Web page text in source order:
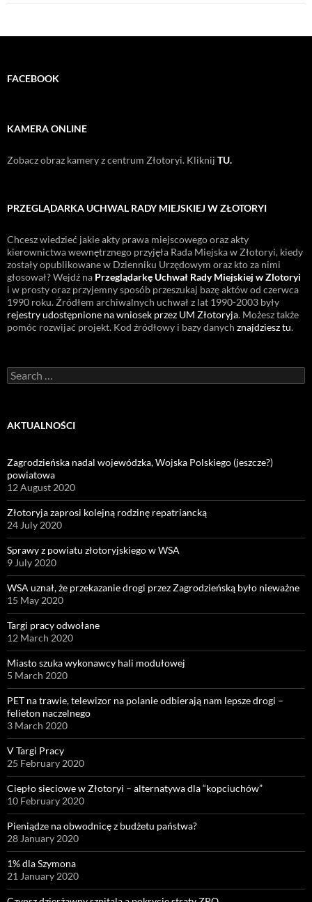
FACEBOOK
KAMERA ONLINE
Zobacz obraz kamery z centrum Złotoryi. Kliknij TU.
PRZEGLĄDARKA UCHWAL RADY MIEJSKIEJ W ZŁOTORYI
Chcesz wiedzieć jakie akty prawa miejscowego oraz akty
kierownictwa wewnętrznego przyjęła Rada Miejska w Złotoryi, kiedy
zostały opublikowane w Dzienniku Urzędowym oraz kto za nimi
głosował? Wejdź na Przeglądarkę Uchwał Rady Miejskiej w Zlotoryi
i w prosty oraz przyjemny sposób przeszukaj bazę aktów od czerwca
1990 roku. Źródłem archiwalnych uchwał z lat 1990-2003 były
rejestry udostępnione na wniosek przez UM Złotoryja. Możesz także
pomóc rozwijać projekt. Kod źródłowy i bazy danych znajdziesz tu.
Search
for:
AKTUALNOŚCI
Zagrodzieńska nadal wojewódzka, Wojska Polskiego (jeszcze?)
powiatowa
12 August 2020
Złotoryja zaprosi kolejną rodzinę repatriancką
24 July 2020
Sprawy z powiatu złotoryjskiego w WSA
9 July 2020
WSA uznał, że przekazanie drogi przez Zagrodzieńską było nieważne
15 May 2020
Targi pracy odwołane
12 March 2020
Miasto szuka wykonawcy hali modułowej
5 March 2020
PET na trawie, telewizor na polanie odbierają nam lepsze drogi –
felieton naczelnego
3 March 2020
V Targi Pracy
25 February 2020
Ciepło sieciowe w Złotoryi – alternatywa dla “kopciuchów”
10 February 2020
Pieniądze na obwodnicę z budżetu państwa?
28 January 2020
1% dla Szymona
21 January 2020